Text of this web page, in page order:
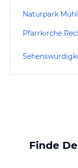
Naturpark
Pfarrkirche
Finde